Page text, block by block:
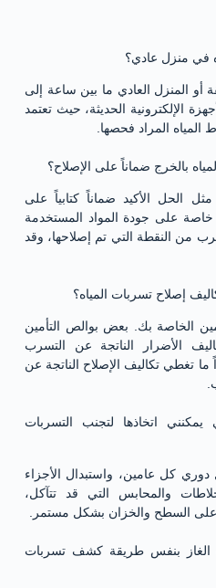
في منزل عادي؟
المنزل العادي ما بين ساعة إلى
الإلكترونية الحديثة، حيث تعتمد
المراد فحصها.
بالخرج ضماناً على الإصلاح؟
الحل الأكيد ضماناً كتابياً على
خاصة على جودة المواد المستخدمة
من النقطة التي تم إصلاحها، وقد
إصلاح تسربات المياه؟
الخاصة بك. بعض بوالص التأمين
الأضرار الناتجة عن التسرب
ما تغطي تكاليف الإصلاح الناتجة عن
اتخاذها لتجنب التسربات
كل عامين، واستبدال الأجزاء
والمحابس التي قد تتآكل،
السطح والخزان بشكل مستمر.
بنفس طريقة كشف تسربات